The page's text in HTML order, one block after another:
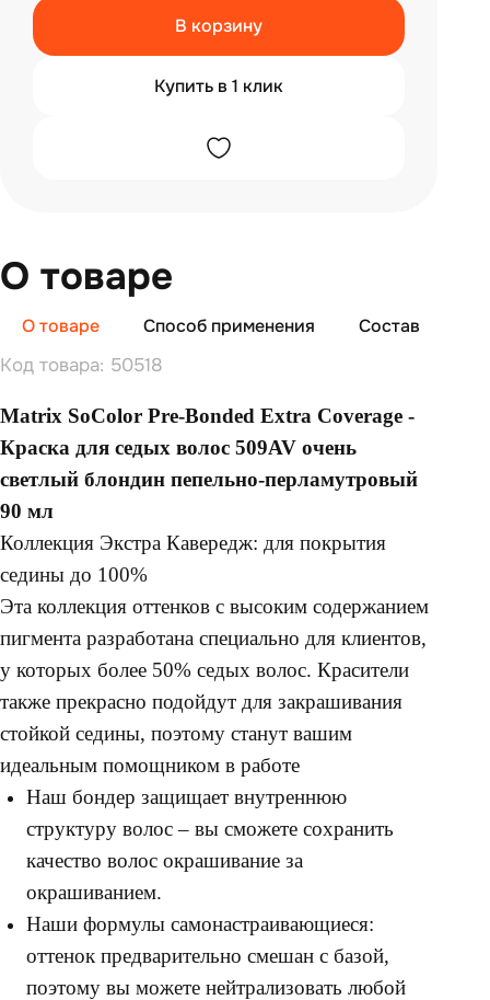
В корзину
Купить в 1 клик
О товаре
О товаре Способ применения Состав
Код товара: 50518
Matrix SoColor Pre-Bonded Extra Coverage -
Краска для седых волос 509AV очень
светлый блондин пепельно-перламутровый
90 мл
Коллекция Экстра Кавередж: для покрытия
седины до 100%
Эта коллекция оттенков с высоким содержанием
пигмента разработана специально для клиентов,
у которых более 50% седых волос. Красители
также прекрасно подойдут для закрашивания
стойкой седины, поэтому станут вашим
идеальным помощником в работе
Наш бондер защищает внутреннюю
структуру волос – вы сможете сохранить
качество волос окрашивание за
окрашиванием.
Наши формулы самонастраивающиеся:
оттенок предварительно смешан с базой,
поэтому вы можете нейтрализовать любой